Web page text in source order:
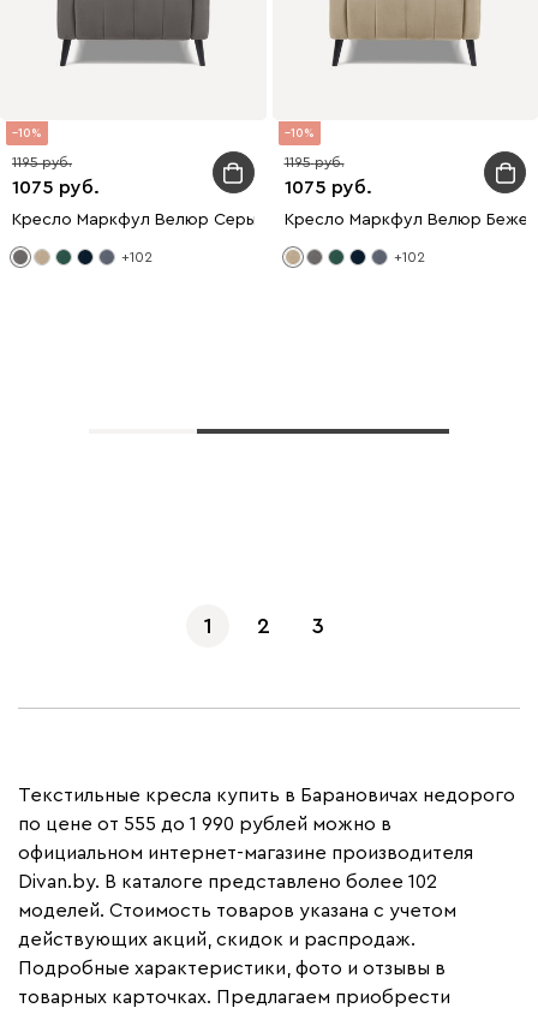
10
1075
1195
Кресло Маркфул Велюр Серый
+102
10
1075
1195
Кресло Маркфул Велюр
+102
1 2 3
Текстильные кресла купить в Барановичах недорого
по цене от 555 до 1 990 рублей можно в
официальном интернет-магазине производителя
Divan.by. В каталоге представлено более 102
моделей. Стоимость товаров указана с учетом
действующих акций, скидок и распродаж.
Подробные характеристики, фото и отзывы в
товарных карточках. Предлагаем приобрести